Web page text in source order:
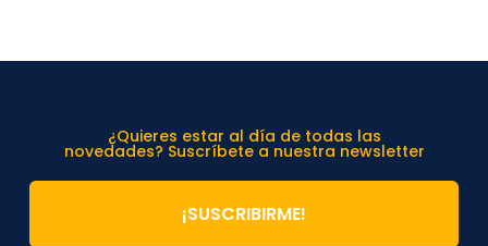
¿Quieres estar al día de todas las
novedades? Suscríbete a nuestra newsletter
¡SUSCRIBIRME!